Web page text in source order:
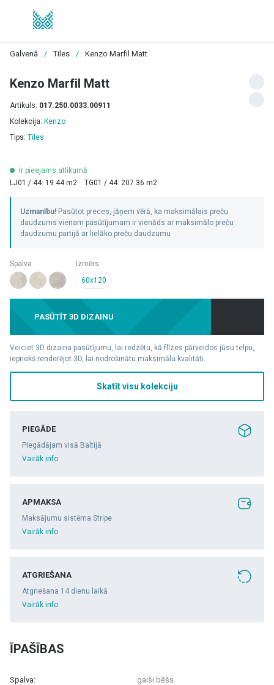
Galvenā / Tiles / Kenzo Marfil Matt
Kenzo Marfil Matt
Artikuls: 017.250.0033.00911
Kolekcija: Kenzo
Tips: Tiles
Ir pieejams atlikumā
LJ01 / 44: 19.44 m2
TG01 / 44: 207.36 m2
Uzmanību! Pasūtot preces, jāņem vērā, ka maksimālais preču
daudzums vienam pasūtījumam ir vienāds ar maksimālo preču
daudzumu partijā ar lielāko preču daudzumu
Spalva
Izmērs
60x120
PASŪTĪT 3D DIZAINU
Veiciet 3D dizaina pasūtījumu, lai redzētu, kā flīzes pārveidos jūsu telpu,
iepriekš renderējot 3D, lai nodrošinātu maksimālu kvalitāti.
Skatīt visu kolekciju
PIEGĀDE
Piegādājam visā Baltijā
Vairāk info
APMAKSA
Maksājumu sistēma Stripe
Vairāk info
ATGRIEŠANA
Atgriešana 14 dienu laikā
Vairāk info
ĪPAŠĪBAS
Spalva: gaiši bēšs